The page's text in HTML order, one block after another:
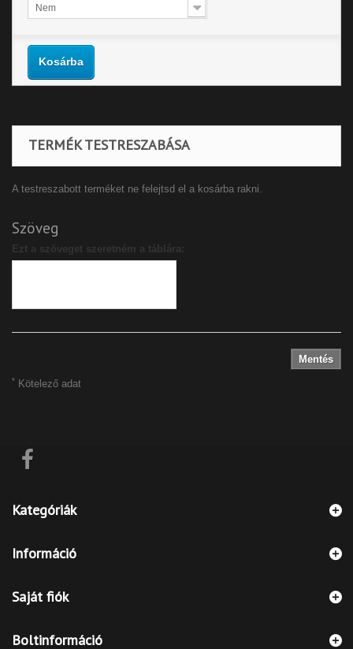
Nem
Kosárba
TERMÉK TESTRESZABÁSA
A testreszabott terméket ne felejtsd el a kosárba rakni.
Szöveg
Ezt a szöveget szeretném a táblára:
Mentés
* Kötelező adat
Kategóriák
Információ
Saját fiók
Boltinformáció